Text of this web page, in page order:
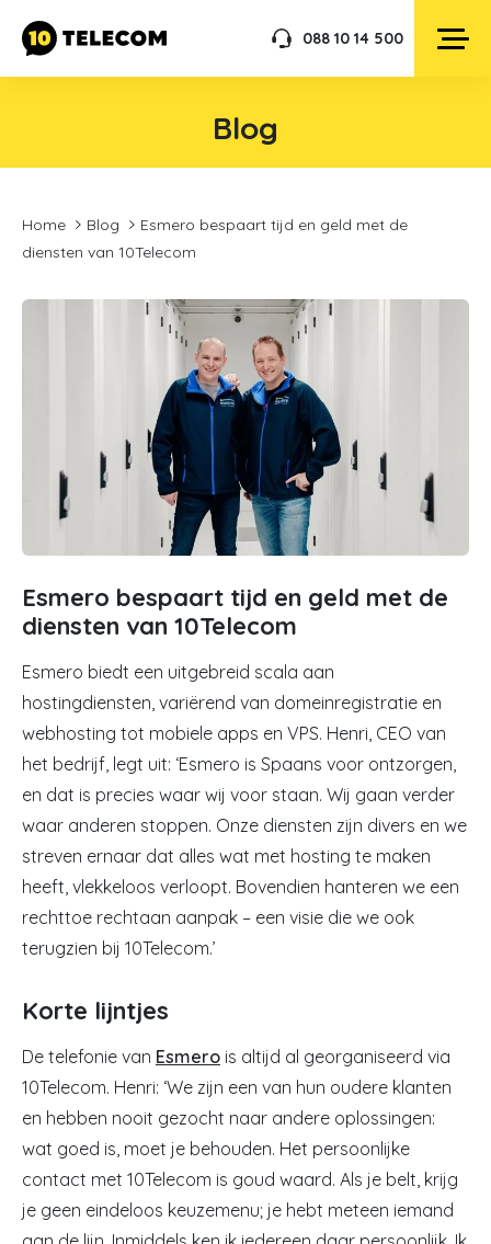
088 10 14 500
Blog
Home Blog
Esmero bespaart tijd en geld met de
diensten van 10Telecom
Esmero bespaart tijd en geld met de
diensten van 10Telecom
Esmero biedt een uitgebreid scala aan
hostingdiensten, variërend van domeinregistratie en
webhosting tot mobiele apps en VPS. Henri, CEO van
het bedrijf, legt uit: ‘Esmero is Spaans voor ontzorgen,
en dat is precies waar wij voor staan. Wij gaan verder
waar anderen stoppen. Onze diensten zijn divers en we
streven ernaar dat alles wat met hosting te maken
heeft, vlekkeloos verloopt. Bovendien hanteren we een
rechttoe rechtaan aanpak – een visie die we ook
terugzien bij 10Telecom.’
Korte lijntjes
De telefonie van Esmero is altijd al georganiseerd via
10Telecom. Henri: ‘We zijn een van hun oudere klanten
en hebben nooit gezocht naar andere oplossingen:
wat goed is, moet je behouden. Het persoonlijke
contact met 10Telecom is goud waard. Als je belt, krijg
je geen eindeloos keuzemenu; je hebt meteen iemand